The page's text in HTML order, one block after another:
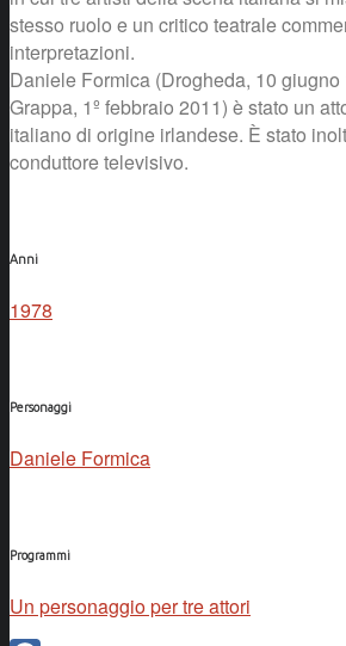
stesso ruolo e un critico teatrale
interpretazioni.
Daniele Formica (Drogheda, 10
Grappa, 1º febbraio 2011) è stato un
italiano di origine irlandese. È stato
conduttore televisivo.
Anni
1978
Personaggi
Daniele Formica
Programmi
Un personaggio per tre attori